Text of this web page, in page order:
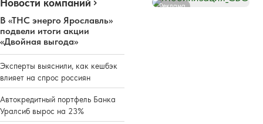
Новости компаний
В «ТНС энерго Ярославль»
подвели итоги акции
«Двойная выгода»
Эксперты выяснили, как кешбэк
влияет на спрос россиян
Автокредитный портфель Банка
Уралсиб вырос на 23%
Реклама